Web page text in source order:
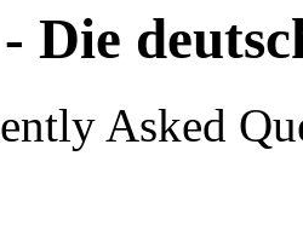
Die
Asked